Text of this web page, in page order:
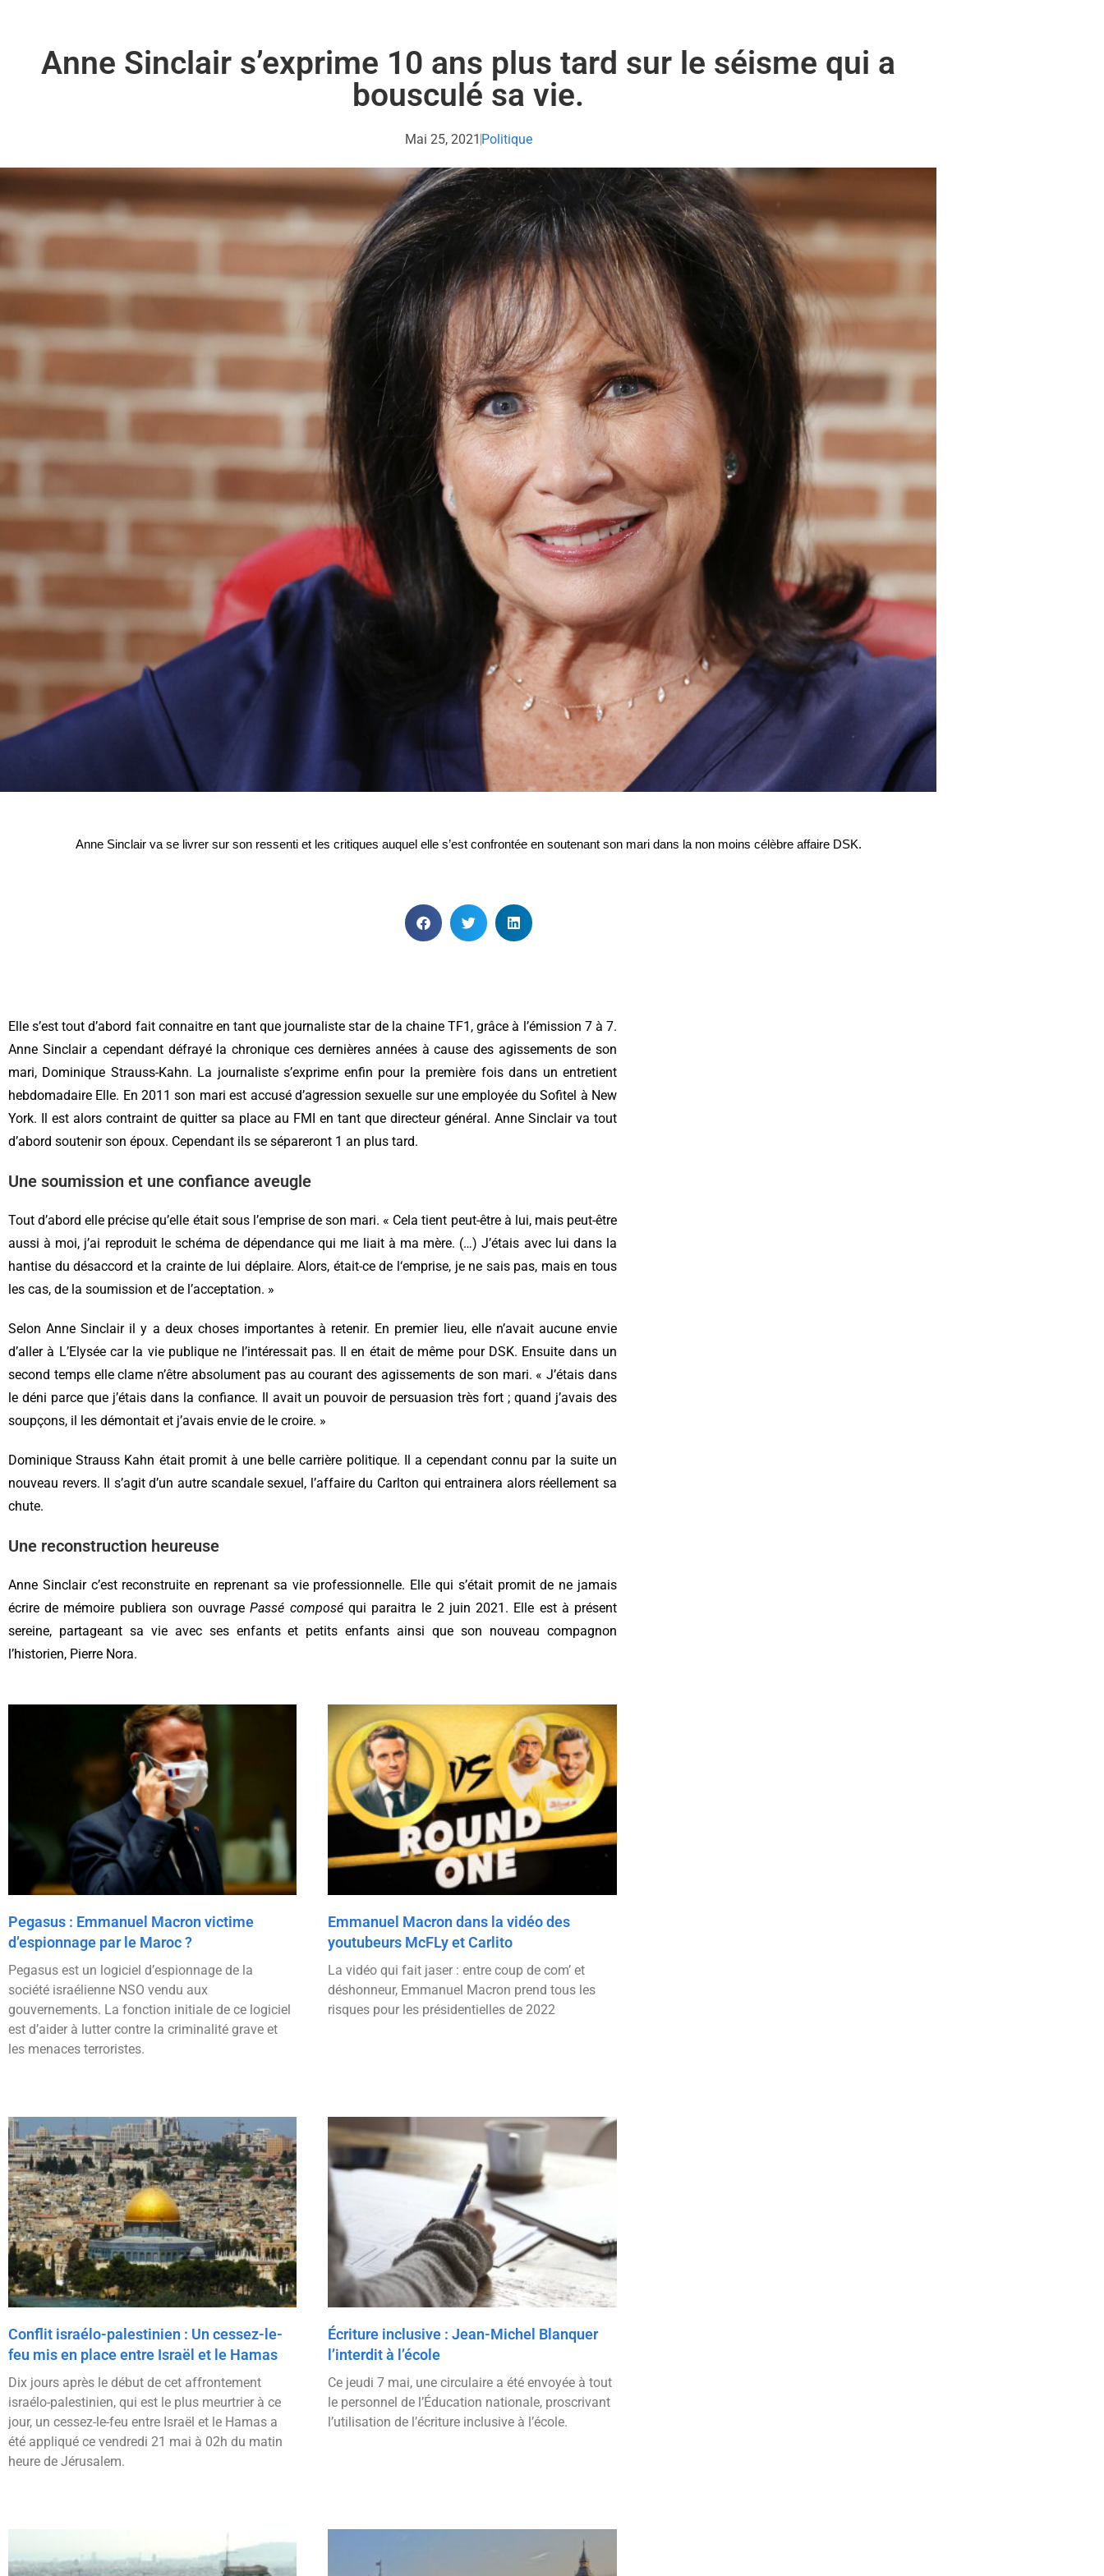
Anne Sinclair s’exprime 10 ans plus tard sur le séisme qui a
bousculé sa vie.
Mai 25, 2021Politique
Anne Sinclair va se livrer sur son ressenti et les critiques auquel elle s’est confrontée en soutenant son mari dans la non moins célèbre affaire DSK.
Elle s’est tout d’abord fait connaitre en tant que journaliste star de la chaine TF1, grâce à l’émission 7 à 7.
Anne Sinclair a cependant défrayé la chronique ces dernières années à cause des agissements de son
mari, Dominique Strauss-Kahn. La journaliste s’exprime enfin pour la première fois dans un entretient
hebdomadaire Elle. En 2011 son mari est accusé d’agression sexuelle sur une employée du Sofitel à New
York. Il est alors contraint de quitter sa place au FMI en tant que directeur général. Anne Sinclair va tout
d’abord soutenir son époux. Cependant ils se sépareront 1 an plus tard.
Une soumission et une confiance aveugle
Tout d’abord elle précise qu’elle était sous l’emprise de son mari. « Cela tient peut-être à lui, mais peut-être
aussi à moi, j’ai reproduit le schéma de dépendance qui me liait à ma mère. (…) J’étais avec lui dans la
hantise du désaccord et la crainte de lui déplaire. Alors, était-ce de l‘emprise, je ne sais pas, mais en tous
les cas, de la soumission et de l’acceptation. »
Selon Anne Sinclair il y a deux choses importantes à retenir. En premier lieu, elle n’avait aucune envie
d’aller à L’Elysée car la vie publique ne l’intéressait pas. Il en était de même pour DSK. Ensuite dans un
second temps elle clame n’être absolument pas au courant des agissements de son mari. « J’étais dans
le déni parce que j’étais dans la confiance. Il avait un pouvoir de persuasion très fort ; quand j’avais des
soupçons, il les démontait et j’avais envie de le croire. »
Dominique Strauss Kahn était promit à une belle carrière politique. Il a cependant connu par la suite un
nouveau revers. Il s’agit d’un autre scandale sexuel, l’affaire du Carlton qui entrainera alors réellement sa
chute.
Une reconstruction heureuse
Anne Sinclair c’est reconstruite en reprenant sa vie professionnelle. Elle qui s’était promit de ne jamais
écrire de mémoire publiera son ouvragePassé composéqui paraitra le 2 juin 2021. Elle est à présent
sereine, partageant sa vie avec ses enfants et petits enfants ainsi que son nouveau compagnon
l’historien, Pierre Nora.
Pegasus : Emmanuel Macron victime
d’espionnage par le Maroc ?
Pegasus est un logiciel d’espionnage de la
société israélienne NSO vendu aux
gouvernements. La fonction initiale de ce logiciel
est d’aider à lutter contre la criminalité grave et
les menaces terroristes.
Emmanuel Macron dans la vidéo des
youtubeurs McFLy et Carlito
La vidéo qui fait jaser : entre coup de com’ et
déshonneur, Emmanuel Macron prend tous les
risques pour les présidentielles de 2022
Conflit israélo-palestinien : Un cessez-le-
feu mis en place entre Israël et le Hamas
Dix jours après le début de cet affrontement
israélo-palestinien, qui est le plus meurtrier à ce
jour, un cessez-le-feu entre Israël et le Hamas a
été appliqué ce vendredi 21 mai à 02h du matin
heure de Jérusalem.
Écriture inclusive : Jean-Michel Blanquer
l’interdit à l’école
Ce jeudi 7 mai, une circulaire a été envoyée à tout
le personnel de l’Éducation nationale, proscrivant
l’utilisation de l’écriture inclusive à l’école.